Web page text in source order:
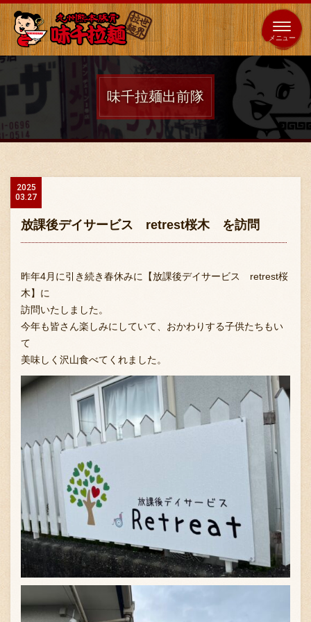
全国
展開 海外 653 店 64 店
ホーム
お問い合わせ
ブランド一覧
会社案内
お知らせ
味千拉麺出前隊
2025
03.27
放課後デイサービス retrest桜木 を訪問
昨年4月に引き続き春休みに【放課後デイサービス retrest桜
木】に
訪問いたしました。
今年も皆さん楽しみにしていて、おかわりする子供たちもい
て
美味しく沢山食べてくれました。